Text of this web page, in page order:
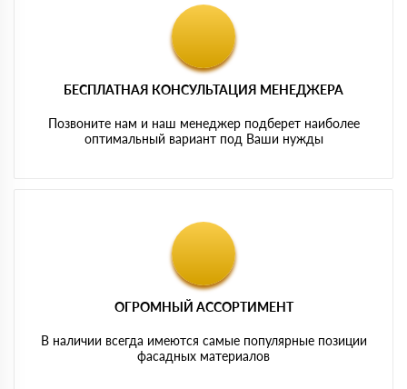
БЕСПЛАТНАЯ КОНСУЛЬТАЦИЯ МЕНЕДЖЕРА
Позвоните нам и наш менеджер подберет наиболее
оптимальный вариант под Ваши нужды
ОГРОМНЫЙ АССОРТИМЕНТ
В наличии всегда имеются самые популярные позиции
фасадных материалов